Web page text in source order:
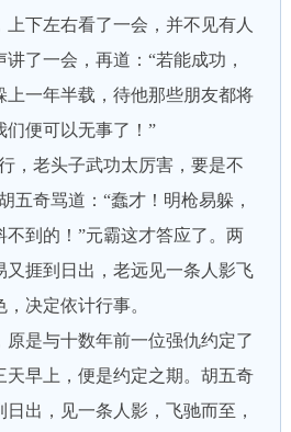
下左右看了一会，并不见有人
了一会，再道：“若能成功，
上一年半载，待他那些朋友都将
们便可以无事了！”
老头子武功太厉害，要是不
五奇骂道：“蠢才！明枪易躲，
不到的！”元霸这才答应了。两
又捱到日出，老远见一条人影飞
决定依计行事。
是与十数年前一位强仇约定了
天早上，便是约定之期。胡五奇
出，见一条人影，飞驰而至，